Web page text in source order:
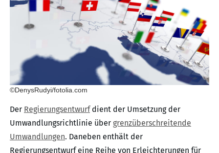
©DenysRudyi/fotolia.com
Der Regierungsentwurfdient der Umsetzung der
Umwandlungsrichtlinie über grenzüberschreitende
Umwandlungen. Daneben enthält der
Regierungsentwurf eine Reihe von Erleichterungen für